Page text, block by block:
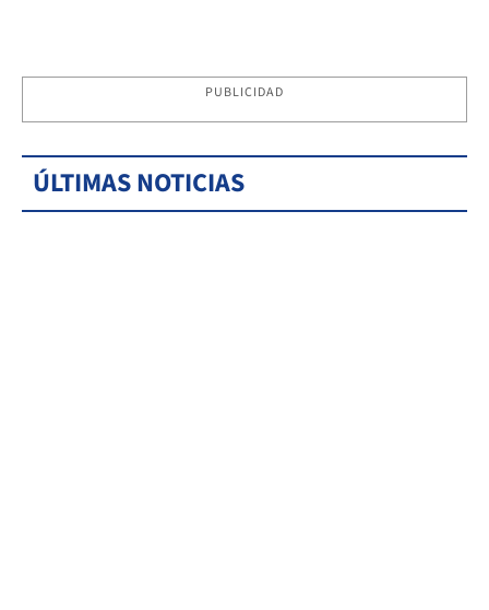
PUBLICIDAD
ÚLTIMAS NOTICIAS